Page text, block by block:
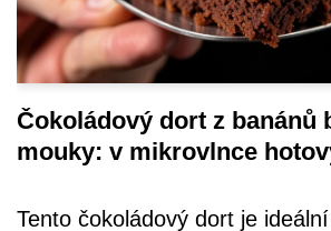
Čokoládový dort z banánů
mouky: v mikrovlnce
Tento čokoládový dort je